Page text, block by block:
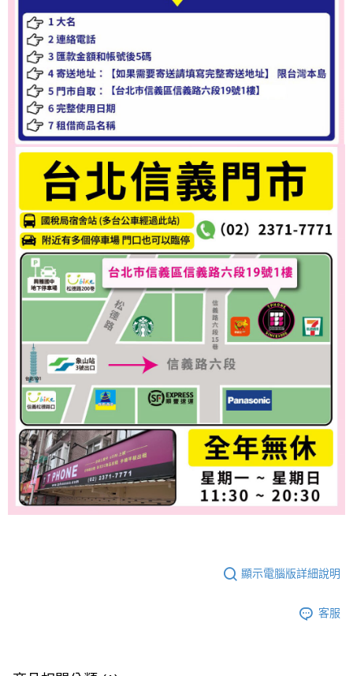
顯示電腦版詳細說明
客服